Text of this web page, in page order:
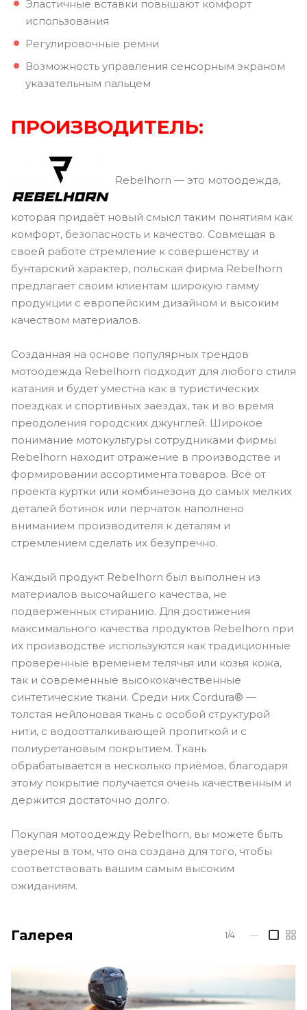
Эластичные вставки повышают комфорт
использования
Регулировочные ремни
Возможность управления сенсорным экраном
указательным пальцем
ПРОИЗВОДИТЕЛЬ:
Rebelhorn — это мотоодежда,
которая придаёт новый смысл таким понятиям как
комфорт, безопасность и качество. Совмещая в
своей работе стремление к совершенству и
бунтарский характер, польская фирма Rebelhorn
предлагает своим клиентам широкую гамму
продукции с европейским дизайном и высоким
качеством материалов.
Созданная на основе популярных трендов
мотоодежда Rebelhorn подходит для любого стиля
катания и будет уместна как в туристических
поездках и спортивных заездах, так и во время
преодоления городских джунглей. Широкое
понимание мотокультуры сотрудниками фирмы
Rebelhorn находит отражение в производстве и
формировании ассортимента товаров. Всё от
проекта куртки или комбинезона до самых мелких
деталей ботинок или перчаток наполнено
вниманием производителя к деталям и
стремлением сделать их безупречно.
Каждый продукт Rebelhorn был выполнен из
материалов высочайшего качества, не
подверженных стиранию. Для достижения
максимального качества продуктов Rebelhorn при
их производстве используются как традиционные
проверенные временем телячья или козья кожа,
так и современные высококачественные
синтетические ткани. Среди них Cordura® —
толстая нейлоновая ткань с особой структурой
нити, с водоотталкивающей пропиткой и с
полиуретановым покрытием. Ткань
обрабатывается в несколько приёмов, благодаря
этому покрытие получается очень качественным и
держится достаточно долго.
Покупая мотоодежду Rebelhorn, вы можете быть
уверены в том, что она создана для того, чтобы
соответствовать вашим самым высоким
ожиданиям.
Галерея 1/4 —